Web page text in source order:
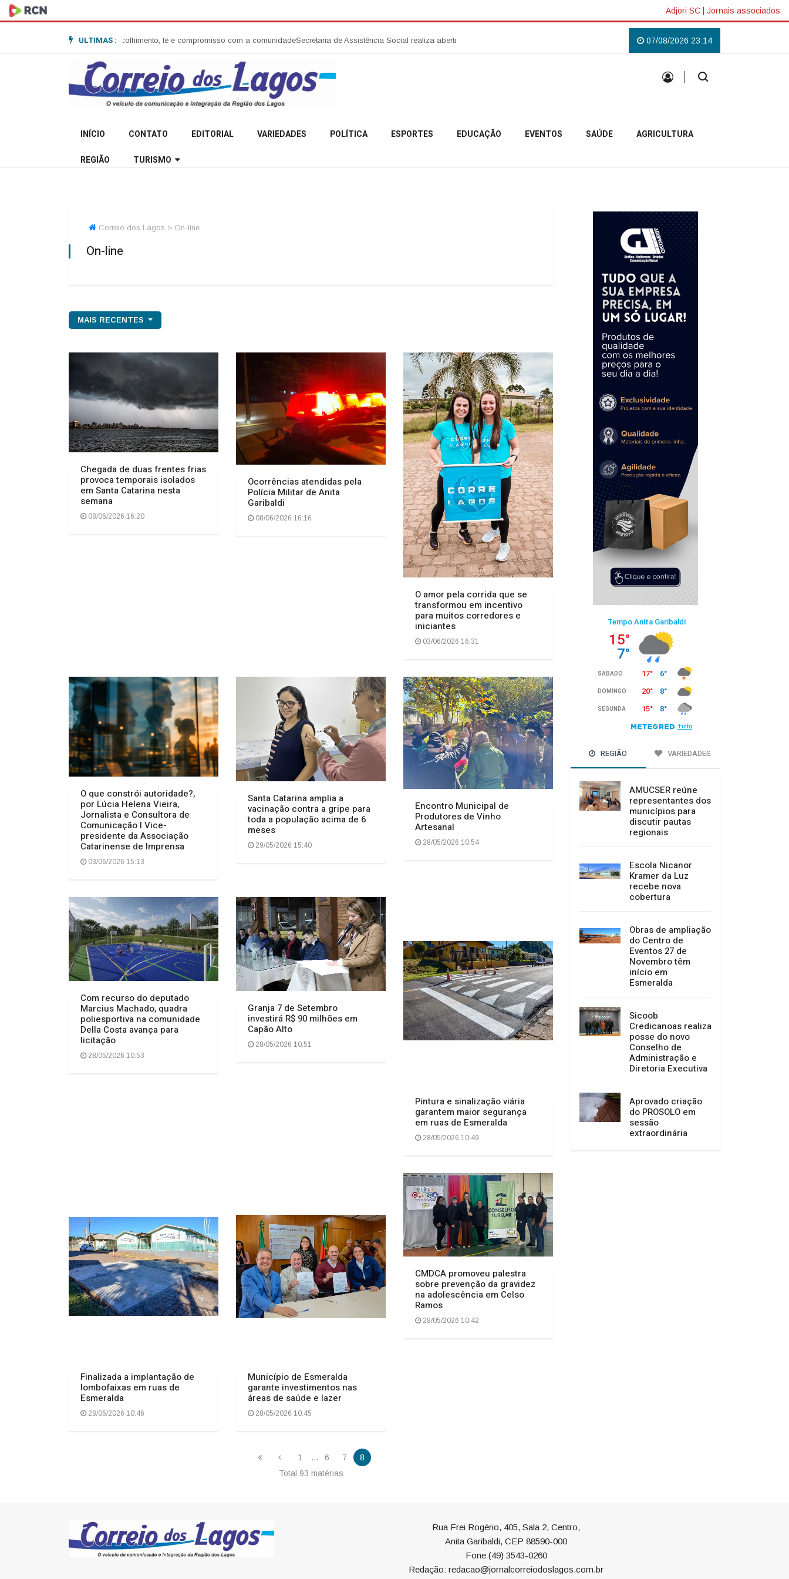
Adjori SC | Jornais associados
ULTIMAS :
Garibaldi e destaca acolhimento, fé e compromisso com a comunidadeSecretaria de Assistência Social realiza abertura da Campanha Agosto Lilás em Campo Belo do Sul Uma tradição que voltou a reunir a
07/08/2026 23:14
INÍCIO CONTATO EDITORIAL VARIEDADES POLÍTICA ESPORTES EDUCAÇÃO EVENTOS SAÚDE AGRICULTURA
REGIÃO TURISMO
Correio dos Lagos > On-line
On-line
MAIS RECENTES
Chegada de duas frentes frias
provoca temporais isolados
em Santa Catarina nesta
semana
08/06/2026 16:20
Ocorrências atendidas pela
Polícia Militar de Anita
Garibaldi
08/06/2026 16:16
O amor pela corrida que se
transformou em incentivo
para muitos corredores e
iniciantes
03/06/2026 16:31
O que constrói autoridade?,
por Lúcia Helena Vieira,
Jornalista e Consultora de
Comunicação I Vice-
presidente da Associação
Catarinense de Imprensa
03/06/2026 15:13
Santa Catarina amplia a
vacinação contra a gripe para
toda a população acima de 6
meses
29/05/2026 15:40
Encontro Municipal de
Produtores de Vinho
Artesanal
28/05/2026 10:54
Com recurso do deputado
Marcius Machado, quadra
poliesportiva na comunidade
Della Costa avança para
licitação
28/05/2026 10:53
Granja 7 de Setembro
investirá R$ 90 milhões em
Capão Alto
28/05/2026 10:51
Pintura e sinalização viária
garantem maior segurança
em ruas de Esmeralda
28/05/2026 10:49
Finalizada a implantação de
lombofaixas em ruas de
Esmeralda
28/05/2026 10:46
Município de Esmeralda
garante investimentos nas
áreas de saúde e lazer
28/05/2026 10:45
CMDCA promoveu palestra
sobre prevenção da gravidez
na adolescência em Celso
Ramos
28/05/2026 10:42
1 ... 6 7
8
Total 93 matérias
REGIÃO VARIEDADES
AMUCSER reúne
representantes dos
municípios para
discutir pautas
regionais
Escola Nicanor
Kramer da Luz
recebe nova
cobertura
Obras de ampliação
do Centro de
Eventos 27 de
Novembro têm
início em
Esmeralda
Sicoob
Credicanoas realiza
posse do novo
Conselho de
Administração e
Diretoria Executiva
Aprovado criação
do PROSOLO em
sessão
extraordinária
Rua Frei Rogério, 405, Sala 2, Centro,
Anita Garibaldi, CEP 88590-000
Fone (49) 3543-0260
Redação: redacao@jornalcorreiodoslagos.com.br